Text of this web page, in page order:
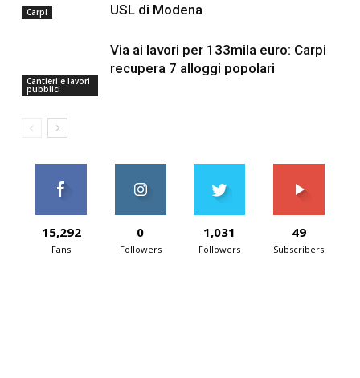
Carpi
USL di Modena
Cantieri e lavori
pubblici
Via ai lavori per 133mila euro: Carpi
recupera 7 alloggi popolari
15,292
Fans
0
Followers
1,031
Followers
49
Subscribers